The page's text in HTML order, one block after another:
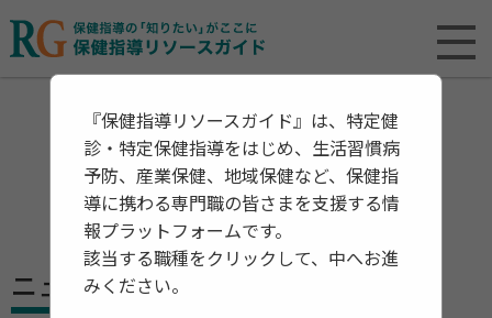
ニュース
『保健指導リソースガイド』は、特定健
診・特定保健指導をはじめ、生活習慣病
予防、産業保健、地域保健など、保健指
導に携わる専門職の皆さまを支援する情
報プラットフォームです。
該当する職種をクリックして、中へお進
みください。